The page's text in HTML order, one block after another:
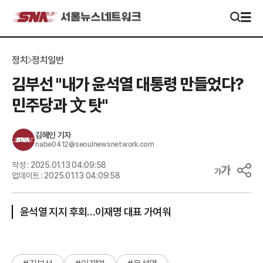
정치 정치일반
김부선 "내가 윤석열 대통령 만들었다?
민주당과 文 탓"
김혜인 기자
nabe0412@seoulnewsnetwork.com
작성 : 2025.01.13 04:09:58
업데이트 : 2025.01.13 04:09:58
윤석열 지지 후회…이재명 대표 가여워